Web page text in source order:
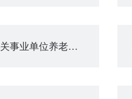
个人权益记录查询打印（机关事业单位养老保险）